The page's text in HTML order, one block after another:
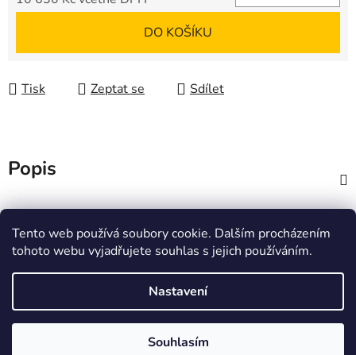
Tento web používá soubory cookie. Dalším procházením
tohoto webu vyjadřujete souhlas s jejich používáním.
Nastavení
Souhlasím
DO KOŠÍKU
Tisk Zeptat se Sdílet
Popis
Heureka.cz
Vytvořil Shoptet